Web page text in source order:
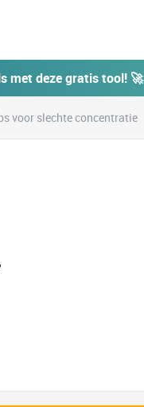
met deze gratis tool! 🚀
voor slechte concentratie